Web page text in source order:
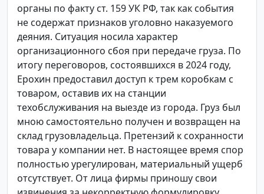
органы по факту ст. 159 УК РФ, так как события
не содержат признаков уголовно наказуемого
деяния. Ситуация носила характер
организационного сбоя при передаче груза. По
итогу переговоров, состоявшихся в 2024 году,
Ерохин предоставил доступ к трем коробкам с
товаром, оставив их на станции
техобслуживания на выезде из города. Груз был
мною самостоятельно получен и возвращен на
склад грузовладельца. Претензий к сохранности
товара у компании нет. В настоящее время спор
полностью урегулирован, материальный ущерб
отсутствует. От лица фирмы приношу свои